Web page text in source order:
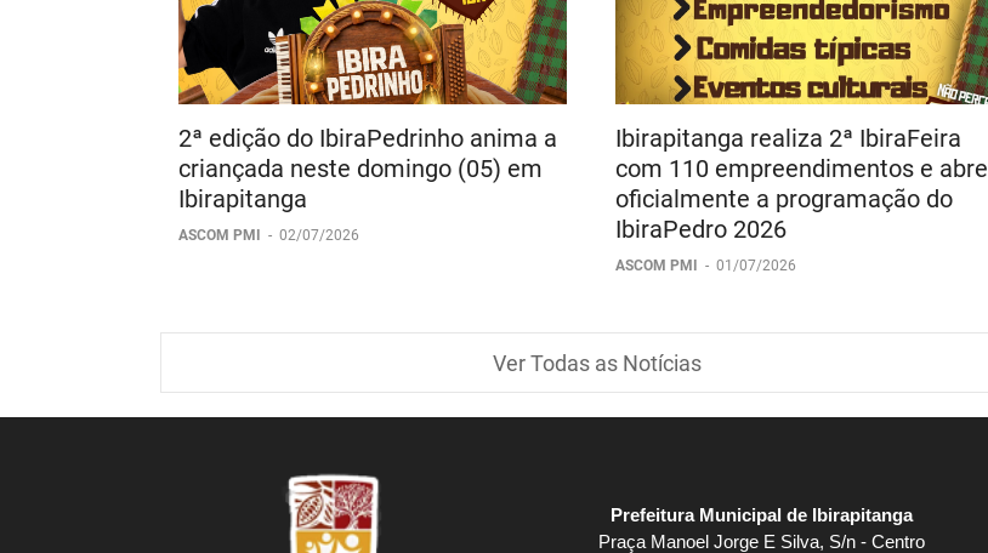
2ª edição do IbiraPedrinho anima a
criançada neste domingo (05) em
Ibirapitanga
ASCOM PMI - 02/07/2026
Ibirapitanga realiza 2ª IbiraFeira
com 110 empreendimentos e abre
oficialmente a programação do
IbiraPedro 2026
ASCOM PMI - 01/07/2026
Ver Todas as Notícias
Prefeitura Municipal de Ibirapitanga
Praça Manoel Jorge E Silva, S/n - Centro